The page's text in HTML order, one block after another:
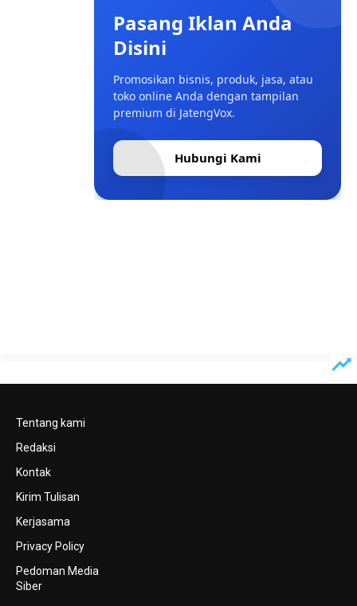
Pasang Iklan Anda
Disini
Promosikan bisnis, produk, jasa, atau
toko online Anda dengan tampilan
premium di JatengVox.
Hubungi Kami
Tentang kami
Redaksi
Kontak
Kirim Tulisan
Kerjasama
Privacy Policy
Pedoman Media
Siber